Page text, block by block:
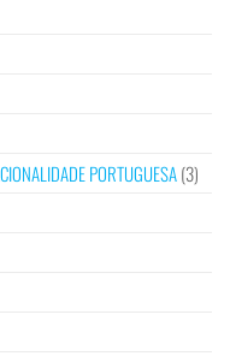
PORTUGUESA(3)